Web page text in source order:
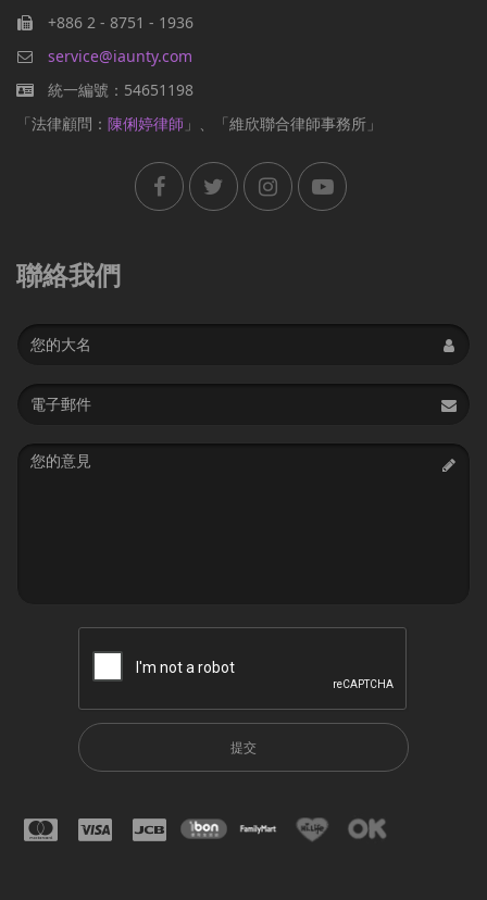
+886 2 - 8751 - 1936
service@iaunty.com
統一編號：54651198
「法律顧問： 陳俐婷律師 」、「維欣聯合律師事務所」
聯絡我們
Name
Email
address
Message
提交